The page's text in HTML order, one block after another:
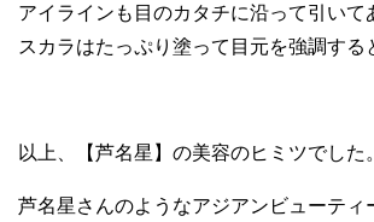
アイラインも目のカタチに沿って引いて
スカラはたっぷり塗って目元を強調する
以上、【芦名星】の美容のヒミツでした。
芦名星さんのようなアジアンビューティ